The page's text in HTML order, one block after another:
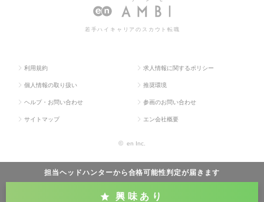
担当ヘッドハンターから合格可能性判定が届きます
興味あり
若手ハイキャリアのスカウト転職
利用規約 求人情報に関するポリシー
個人情報の取り扱い 推奨環境
ヘルプ・お問い合わせ 参画のお問い合わせ
サイトマップ エン会社概要
© en Inc.